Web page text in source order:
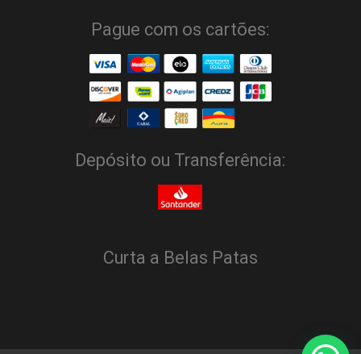
Pague com os cartões:
Depósito ou Transferência:
Curta a Belas Patas